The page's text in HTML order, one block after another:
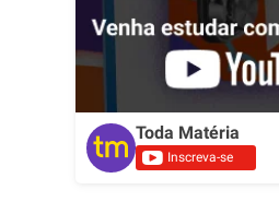
Toda Matéria
Inscreva-se